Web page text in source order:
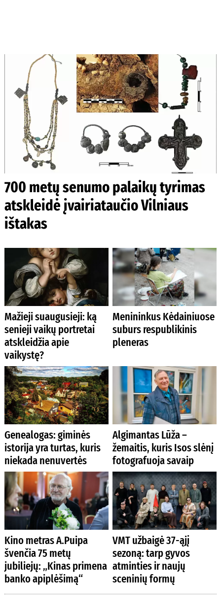
700 metų senumo palaikų tyrimas
atskleidė įvairiataučio Vilniaus
ištakas
Mažieji suaugusieji: ką
senieji vaikų portretai
atskleidžia apie
vaikystę?
Menininkus Kėdainiuose
suburs respublikinis
pleneras
Genealogas: giminės
istorija yra turtas, kuris
niekada nenuvertės
Algimantas Lūža –
žemaitis, kuris Isos slėnį
fotografuoja savaip
Kino metras A.Puipa
švenčia 75 metų
jubiliejų: „Kinas primena
banko apiplėšimą“
VMT užbaigė 37-ąjį
sezoną: tarp gyvos
atminties ir naujų
sceninių formų